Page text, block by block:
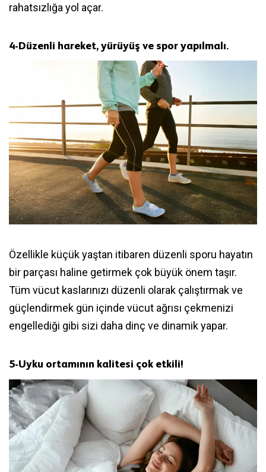
rahatsızlığa yol açar.
4-Düzenli hareket, yürüyüş ve spor yapılmalı.
Özellikle küçük yaştan itibaren düzenli sporu hayatın
bir parçası haline getirmek çok büyük önem taşır.
Tüm vücut kaslarınızı düzenli olarak çalıştırmak ve
güçlendirmek gün içinde vücut ağrısı çekmenizi
engellediği gibi sizi daha dinç ve dinamik yapar.
5-Uyku ortamının kalitesi çok etkili!